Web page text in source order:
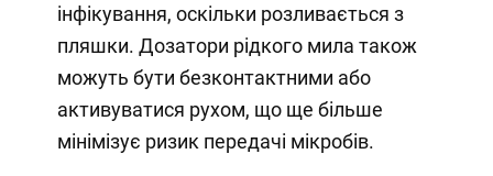
інфікування, оскільки розливається з
пляшки. Дозатори рідкого мила також
можуть бути безконтактними або
активуватися рухом, що ще більше
мінімізує ризик передачі мікробів.